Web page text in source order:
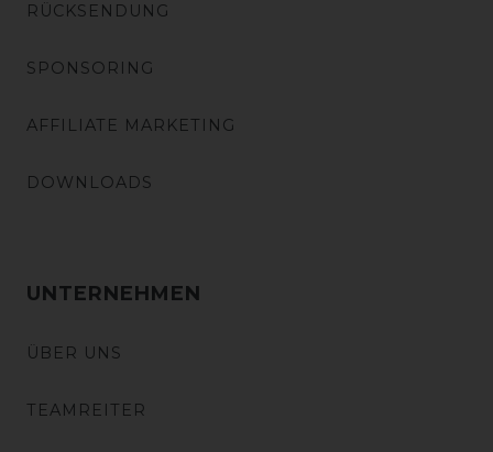
RÜCKSENDUNG
SPONSORING
AFFILIATE MARKETING
DOWNLOADS
UNTERNEHMEN
ÜBER UNS
TEAMREITER